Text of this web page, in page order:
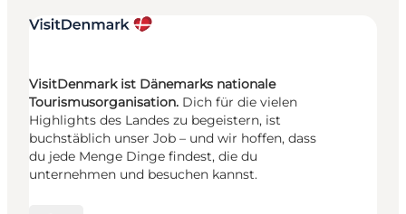
VisitDenmark ist Dänemarks nationale
Tourismusorganisation. Dich für die vielen
Highlights des Landes zu begeistern, ist
buchstäblich unser Job – und wir hoffen, dass
du jede Menge Dinge findest, die du
unternehmen und besuchen kannst.